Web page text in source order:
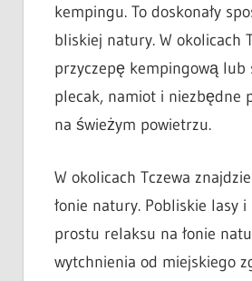
kempingu. To doskonały
bliskiej natury. W okolicach
przyczepę kempingową lub
plecak, namiot i niezbędne
na świeżym powietrzu.
W okolicach Tczewa
łonie natury. Pobliskie lasy
prostu relaksu na łonie
wytchnienia od miejskiego